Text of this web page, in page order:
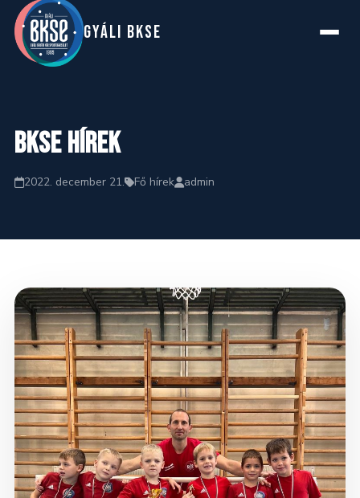
GYáLI BKSE
Rólunk
Hírek
Naptár
Dokumentumok
Kapcsolat
BKSE hírek
2022. december 21. Fő hírek admin